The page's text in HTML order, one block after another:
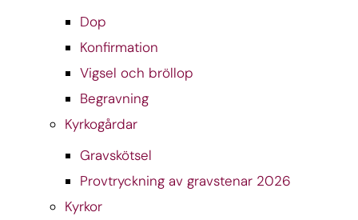
Dop
Konfirmation
Vigsel och bröllop
Begravning
Kyrkogårdar
Gravskötsel
Provtryckning av gravstenar 2026
Kyrkor